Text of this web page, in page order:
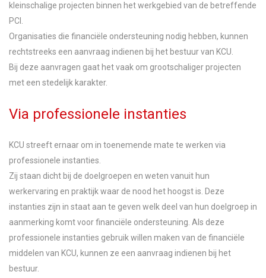
kleinschalige projecten binnen het werkgebied van de betreffende
PCI.
Organisaties die financiële ondersteuning nodig hebben, kunnen
rechtstreeks een aanvraag indienen bij het bestuur van KCU.
Bij deze aanvragen gaat het vaak om grootschaliger projecten
met een stedelijk karakter.
Via professionele instanties
KCU streeft ernaar om in toenemende mate te werken via
professionele instanties.
Zij staan dicht bij de doelgroepen en weten vanuit hun
werkervaring en praktijk waar de nood het hoogst is. Deze
instanties zijn in staat aan te geven welk deel van hun doelgroep in
aanmerking komt voor financiële ondersteuning. Als deze
professionele instanties gebruik willen maken van de financiële
middelen van KCU, kunnen ze een aanvraag indienen bij het
bestuur.